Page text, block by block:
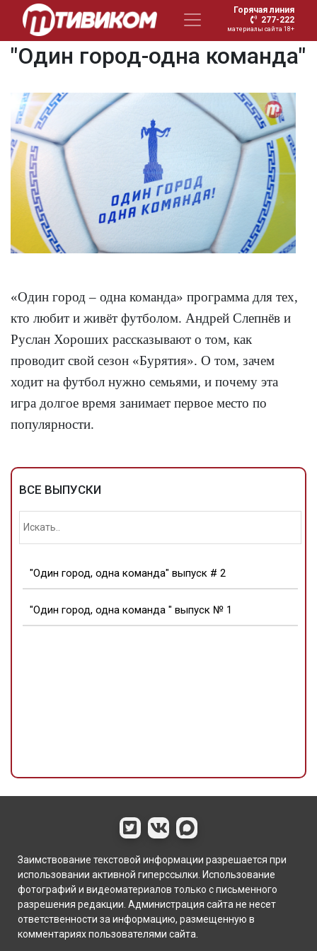
Горячая линия
277-222
материалы сайта 18+
ВСЕ ВЫПУСКИ
"Один город, одна команда" выпуск # 2
"Один город, одна команда " выпуск № 1
"Один город-одна команда"
«Один город – одна команда» программа для тех,
кто любит и живёт футболом. Андрей Слепнёв и
Руслан Хороших рассказывают о том, как
проводит свой сезон «Бурятия». О том, зачем
ходит на футбол нужно семьями, и почему эта
игра долгое время занимает первое место по
популярности.
Заимствование текстовой информации разрешается при
использовании активной гиперссылки. Использование
фотографий и видеоматериалов только с письменного
разрешения редакции. Администрация сайта не несет
ответственности за информацию, размещенную в
комментариях пользователями сайта.